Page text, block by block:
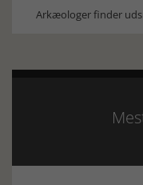
Arkæologer finder